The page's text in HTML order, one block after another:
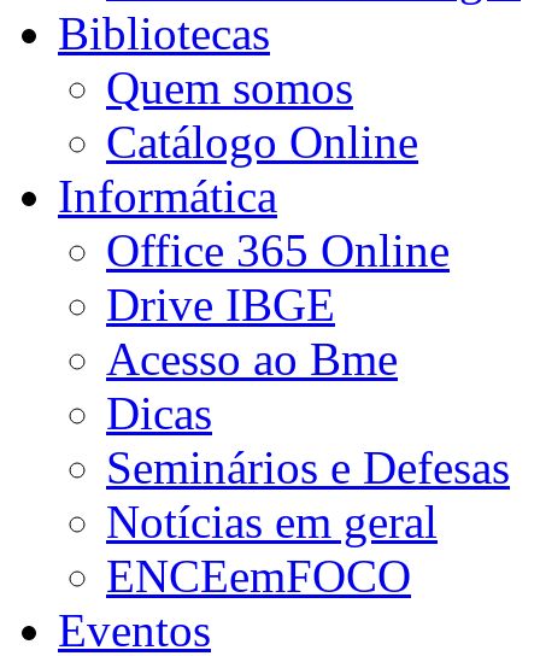
Bibliotecas
Quem somos
Catálogo Online
Informática
Office 365 Online
Drive IBGE
Acesso ao Bme
Dicas
Seminários e Defesas
Notícias em geral
ENCEemFOCO
Eventos